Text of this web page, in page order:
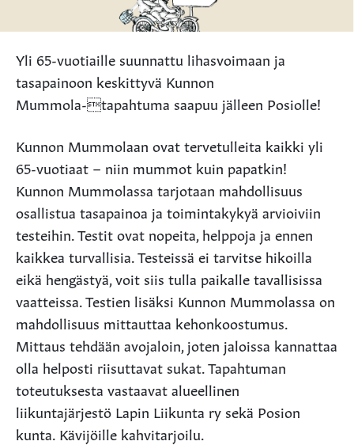
Yli 65-vuotiaille suunnattu lihasvoimaan ja
tasapainoon keskittyvä Kunnon
Mummola-tapahtuma saapuu jälleen Posiolle!
Kunnon Mummolaan ovat tervetulleita kaikki yli
65-vuotiaat – niin mummot kuin papatkin!
Kunnon Mummolassa tarjotaan mahdollisuus
osallistua tasapainoa ja toimintakykyä arvioiviin
testeihin. Testit ovat nopeita, helppoja ja ennen
kaikkea turvallisia. Testeissä ei tarvitse hikoilla
eikä hengästyä, voit siis tulla paikalle tavallisissa
vaatteissa. Testien lisäksi Kunnon Mummolassa on
mahdollisuus mittauttaa kehonkoostumus.
Mittaus tehdään avojaloin, joten jaloissa kannattaa
olla helposti riisuttavat sukat. Tapahtuman
toteutuksesta vastaavat alueellinen
liikuntajärjestö Lapin Liikunta ry sekä Posion
kunta. Kävijöille kahvitarjoilu.